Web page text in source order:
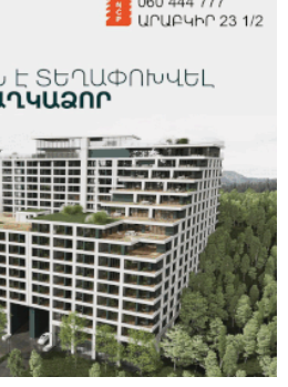
և Իսրայելի վարչապետները
Մերձավոր Արևելքում տիրող
2026
վարչական շրջանում
հերթական ծառն է
պլանավորում են փոխել
նավագնացության